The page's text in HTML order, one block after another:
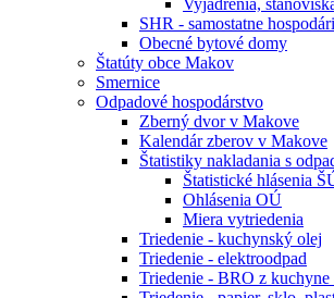
Vyjadrenia,
SHR - samostatne
Obecné bytové domy
Štatúty obce Makov
Smernice
Odpadové hospodárstvo
Zberný dvor v Makove
Kalendár zberov v Makove
Štatistiky nakladania s
Štatistické hlásenia
Ohlásenia OÚ
Miera vytriedenia
Triedenie - kuchynský olej
Triedenie - elektroodpad
Triedenie - BRO z kuchyne